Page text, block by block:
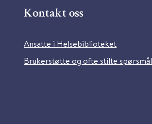
Kontakt oss
Ansatte i Helsebiblioteket
Brukerstøtte og ofte stilte spørsmål